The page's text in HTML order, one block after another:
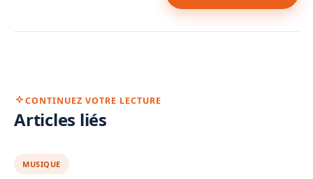
CONTINUEZ VOTRE LECTURE
Articles liés
MUSIQUE